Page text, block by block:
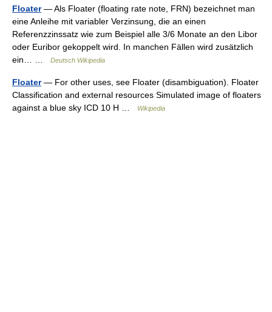
Floater— Als Floater (floating rate note, FRN) bezeichnet man
eine Anleihe mit variabler Verzinsung, die an einen
Referenzzinssatz wie zum Beispiel alle 3/6 Monate an den Libor
oder Euribor gekoppelt wird. In manchen Fällen wird zusätzlich
ein… …
Deutsch Wikipedia
Floater— For other uses, see Floater (disambiguation). Floater
Classification and external resources Simulated image of floaters
against a blue sky ICD 10 H …
Wikipedia